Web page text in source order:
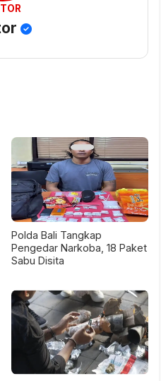
Polda Bali Tangkap
Pengedar Narkoba, 18 Paket
Sabu Disita